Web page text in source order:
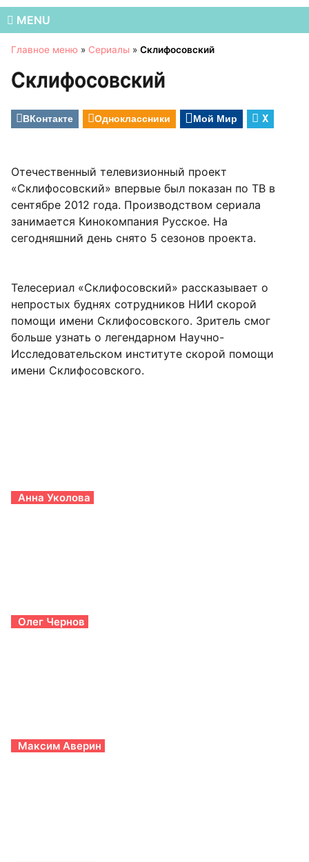
MENU
Главное меню » Сериалы » Склифосовский
Склифосовский
ВКонтакте Одноклассники Мой Мир X
Отечественный телевизионный проект
«Склифосовский» впервые был показан по ТВ в
сентябре 2012 года. Производством сериала
занимается Кинокомпания Русское. На
сегодняшний день снято 5 сезонов проекта.
Телесериал «Склифосовский» рассказывает о
непростых буднях сотрудников НИИ скорой
помощи имени Склифосовского. Зритель смог
больше узнать о легендарном Научно-
Исследовательском институте скорой помощи
имени Склифосовского.
Анна Уколова
Олег Чернов
Максим Аверин